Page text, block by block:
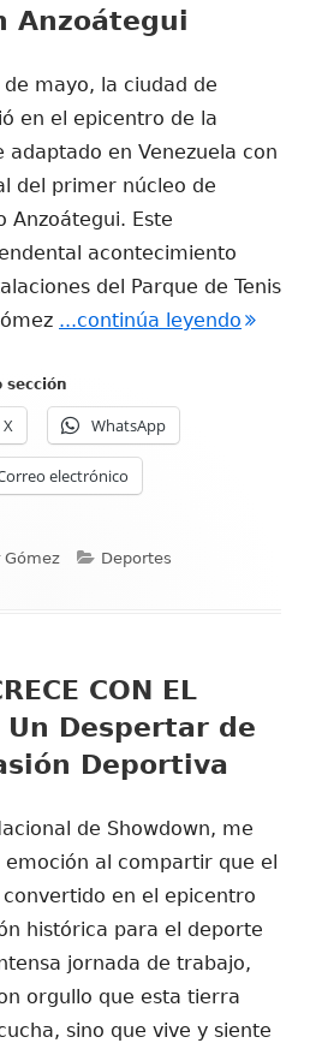
Anzoátegui
mayo, la ciudad de
en el epicentro de la
adaptado en Venezuela con
del primer núcleo de
Anzoátegui. Este
acontecimiento
del Parque de Tenis
...continúa leyendo
sección
X WhatsApp
electrónico
Categorías
Deportes
CON EL
Un Despertar de
Deportiva
de Showdown, me
al compartir que el
en el epicentro
histórica para el deporte
jornada de trabajo,
orgullo que esta tierra
sino que vive y siente